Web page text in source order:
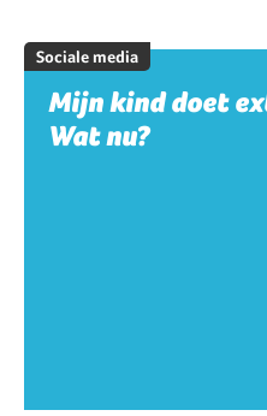
Sociale media
Mijn kind doet
Wat nu?